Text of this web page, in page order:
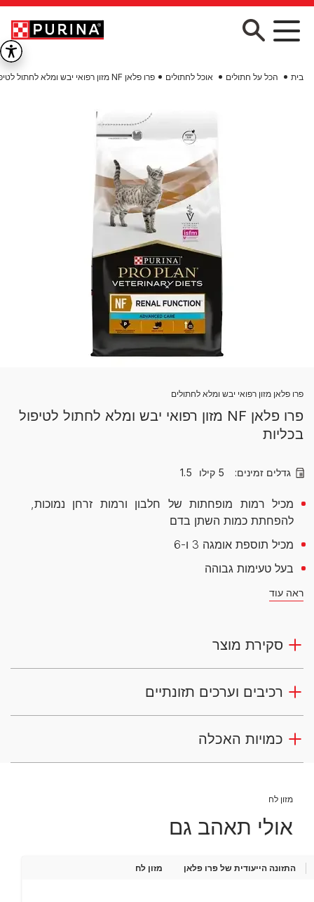
Skip to main content
בית הכל על חתולים אוכל לחתולים פרו פלאן NF מזון רפואי יבש ומלא לחתול לטיפול בכליות
פרו פלאן מזון רפואי יבש ומלא לחתולים
פרו פלאן NF מזון רפואי יבש ומלא לחתול לטיפול
בכליות
גדלים זמינים: 5 קילו 1.5
מכיל רמות מופחתות של חלבון ורמות זרחן נמוכות,
להפחתת כמות השתן בדם
מכיל תוספת אומגה 3 ו-6
בעל טעימות גבוהה
ראה עוד
סקירת מוצר
רכיבים וערכים תזונתיים
כמויות האכלה
מזון לח
אולי תאהב גם
התזונה הייעודית של פרו פלאן מזון לח